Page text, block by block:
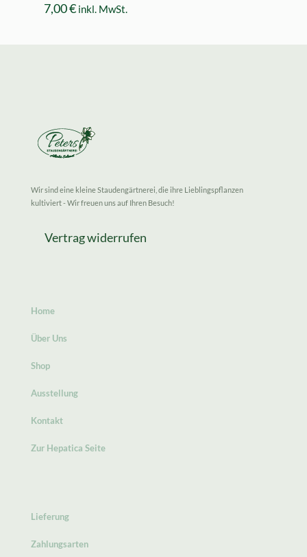
7,00€ inkl. MwSt.
Wir sind eine kleine Staudengärtnerei, die ihre Lieblingspflanzen
kultiviert - Wir freuen uns auf Ihren Besuch!
Vertrag widerrufen
Home
Über Uns
Shop
Ausstellung
Kontakt
Zur Hepatica Seite
Lieferung
Zahlungsarten